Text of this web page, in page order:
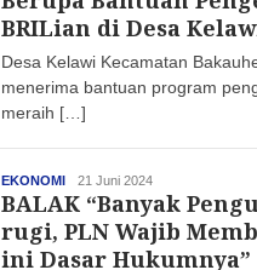
BRILian di Desa
Desa Kelawi Kecamatan
menerima bantuan program
meraih […]
EKONOMI haluan
21 Juni 2024
BALAK “Banyak
rugi, PLN Wajib
ini Dasar Hukumnya”